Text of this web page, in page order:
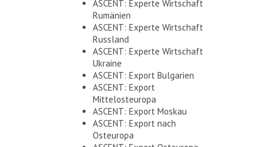
ASCENT: Experte Wirtschaft
Rumänien
ASCENT: Experte Wirtschaft
Russland
ASCENT: Experte Wirtschaft
Ukraine
ASCENT: Export Bulgarien
ASCENT: Export
Mittelosteuropa
ASCENT: Export Moskau
ASCENT: Export nach
Osteuropa